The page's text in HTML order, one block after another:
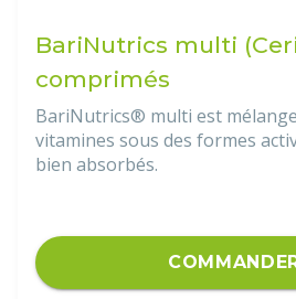
BariNutrics multi
comprimés
BariNutrics® multi est
vitamines sous des formes
bien absorbés.